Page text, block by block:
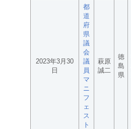
2023年3月30
日
都
道
府
県
議
会
議
員
マ
ニ
フ
ェ
ス
ト
萩原
誠二
徳
島
県